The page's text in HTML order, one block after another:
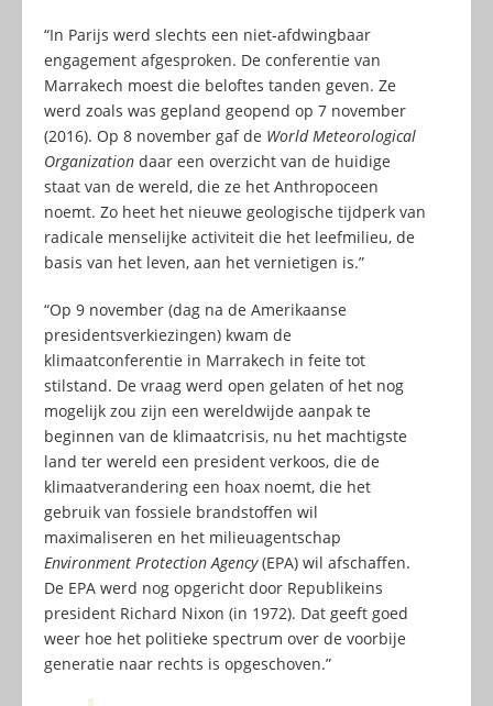
“In Parijs werd slechts een niet-afdwingbaar
engagement afgesproken. De conferentie van
Marrakech moest die beloftes tanden geven. Ze
werd zoals was gepland geopend op 7 november
(2016). Op 8 november gaf de World Meteorological
Organization daar een overzicht van de huidige
staat van de wereld, die ze het Anthropoceen
noemt. Zo heet het nieuwe geologische tijdperk van
radicale menselijke activiteit die het leefmilieu, de
basis van het leven, aan het vernietigen is.”
“Op 9 november (dag na de Amerikaanse
presidentsverkiezingen) kwam de
klimaatconferentie in Marrakech in feite tot
stilstand. De vraag werd open gelaten of het nog
mogelijk zou zijn een wereldwijde aanpak te
beginnen van de klimaatcrisis, nu het machtigste
land ter wereld een president verkoos, die de
klimaatverandering een hoax noemt, die het
gebruik van fossiele brandstoffen wil
maximaliseren en het milieuagentschap
Environment Protection Agency(EPA) wil afschaffen.
De EPA werd nog opgericht door Republikeins
president Richard Nixon (in 1972). Dat geeft goed
weer hoe het politieke spectrum over de voorbije
generatie naar rechts is opgeschoven.”